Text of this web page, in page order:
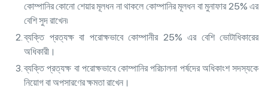
কোম্পানির কোনো শেয়ার মূলধন না থাকলে কোম্পানির মূলধন বা মুনাফার 25% এর
বেশি সুদ রাখেন৷
ব্যক্তি প্রত্যক্ষ বা পরোক্ষভাবে কোম্পানীর 25% এর বেশি ভোটাধিকারের
অধিকারী।
ব্যক্তি প্রত্যক্ষ বা পরোক্ষভাবে কোম্পানির পরিচালনা পর্ষদের অধিকাংশ সদস্যকে
নিয়োগ বা অপসারণের ক্ষমতা রাখেন।